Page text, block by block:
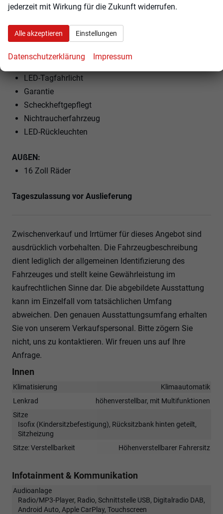
EXTRAS:
LM-Felgen
Metallic
LED-Tagfahrlicht
Garantie
Scheckheftgepflegt
Nichtraucherfahrzeug
LED-Rückleuchten
AUßEN:
16 Zoll Räder
Tageszulassung vor Auslieferung
Zwischenverkauf und Irrtümer für dieses Angebot sind
ausdrücklich vorbehalten. Die Fahrzeugbeschreibung
dient lediglich der allgemeinen Identifizierung des
Fahrzeuges und stellt keine Gewährleistung im
kaufrechtlichen Sinne dar. Die abgebildete Ausstattung
kann im Einzelfall vom tatsächlichen Umfang
abweichen. Den genauen Ausstattungsumfang erhalten
Sie von unserem Verkaufspersonal. Bitte zögern Sie
nicht, uns zu kontaktieren. Wir freuen uns auf Ihre
Anfrage.
Innen
Klimatisierung
Klimaautomatik
Lenkrad
höhenverstellbar, mit Multifunktionen
Sitze
Isofix (Kindersitzbefestigung), Rücksitzbank hinten geteilt,
Sitzheizung
Sitze: Verstellbarkeit
Höhenverstellbarer Fahrersitz
Infotainment & Kommunikation
Audioanlage
Radio/MP3-Player, Radio, Schnittstelle USB, Digitalradio DAB,
Android Auto, Apple CarPlay, Touchscreen
jederzeit mit Wirkung für die Zukunft widerrufen.
Alle akzeptieren Einstellungen
Datenschutzerklärung Impressum